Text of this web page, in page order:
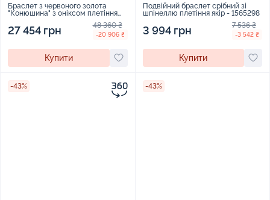
Браслет з червоного золота
"Конюшина" з оніксом плетіння
27 454 грн 48 360 ₴
-20 906 ₴
Купити
Подвійний браслет срібний зі
шпінеллю плетіння якір - 1565298
3 994 грн 7 536 ₴
-3 542 ₴
Купити
-43% -43%